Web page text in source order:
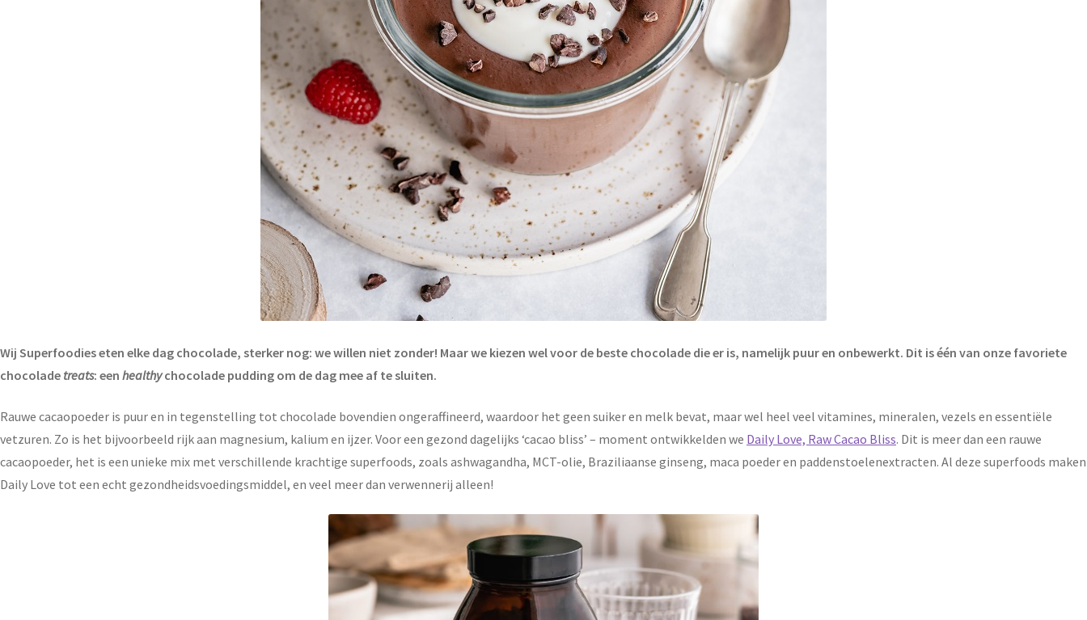
Wij Superfoodies eten elke dag chocolade, sterker nog: we willen niet zonder! Maar we kiezen wel voor de beste chocolade die er is, namelijk puur en onbewerkt. Dit is één van onze favoriete
chocolade treats: een healthychocolade pudding om de dag mee af te sluiten.
Rauwe cacaopoeder is puur en in tegenstelling tot chocolade bovendien ongeraffineerd, waardoor het geen suiker en melk bevat, maar wel heel veel vitamines, mineralen, vezels en essentiële
vetzuren. Zo is het bijvoorbeeld rijk aan magnesium, kalium en ijzer. Voor een gezond dagelijks ‘cacao bliss’ – moment ontwikkelden we Daily Love, Raw Cacao Bliss. Dit is meer dan een rauwe
cacaopoeder, het is een unieke mix met verschillende krachtige superfoods, zoals ashwagandha, MCT-olie, Braziliaanse ginseng, maca poeder en paddenstoelenextracten. Al deze superfoods maken
Daily Love tot een echt gezondheidsvoedingsmiddel, en veel meer dan verwennerij alleen!